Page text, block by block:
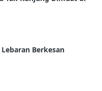
Berkesan